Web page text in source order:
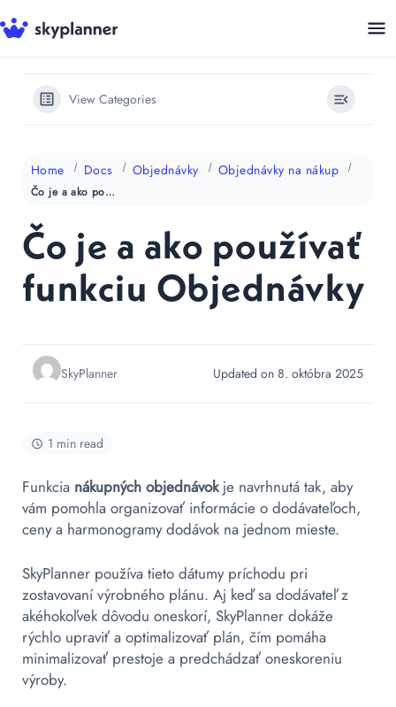
Preskočiť
na
View Categories
Home Docs Objednávky Objednávky na nákup
Čo je a ako používať funkciu Objednávky
Čo je a ako používať
funkciu Objednávky
SkyPlanner Updated on 8. októbra 2025
1 min read
Funkcia nákupných objednávokje navrhnutá tak, aby
vám pomohla organizovať informácie o dodávateľoch,
ceny a harmonogramy dodávok na jednom mieste.
SkyPlanner používa tieto dátumy príchodu pri
zostavovaní výrobného plánu. Aj keď sa dodávateľ z
akéhokoľvek dôvodu oneskorí, SkyPlanner dokáže
rýchlo upraviť a optimalizovať plán, čím pomáha
minimalizovať prestoje a predchádzať oneskoreniu
výroby.